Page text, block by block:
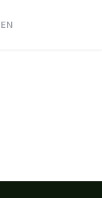
EN